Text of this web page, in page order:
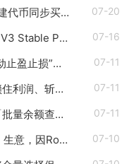
，告别手动踩坑 07-20
是手续费，是初始化 07-16
损”高级技巧 07-11
斩断亏损？ 07-11
询」终极工具 07-11
Chain一夜盘活 07-10